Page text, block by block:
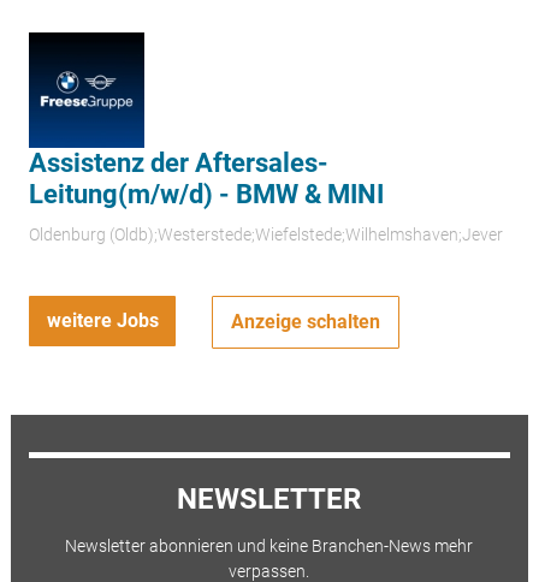
Assistenz der Aftersales-
Leitung(m/w/d) - BMW & MINI
Oldenburg (Oldb);Westerstede;Wiefelstede;Wilhelmshaven;Jever
weitere Jobs Anzeige schalten
NEWSLETTER
Newsletter abonnieren und keine Branchen-News mehr
verpassen.